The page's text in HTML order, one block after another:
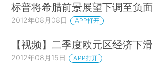
标普将希腊前景展望下调至负面
2012年08月08日 APP打开
【视频】二季度欧元区经济下滑
2012年08月15日 APP打开